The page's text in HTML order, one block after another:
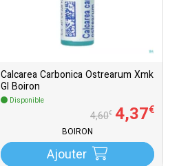
Calcarea Carbonica Ostrearum Xmk
Gl Boiron
Disponible
4,60€ 4,37€
BOIRON
Ajouter